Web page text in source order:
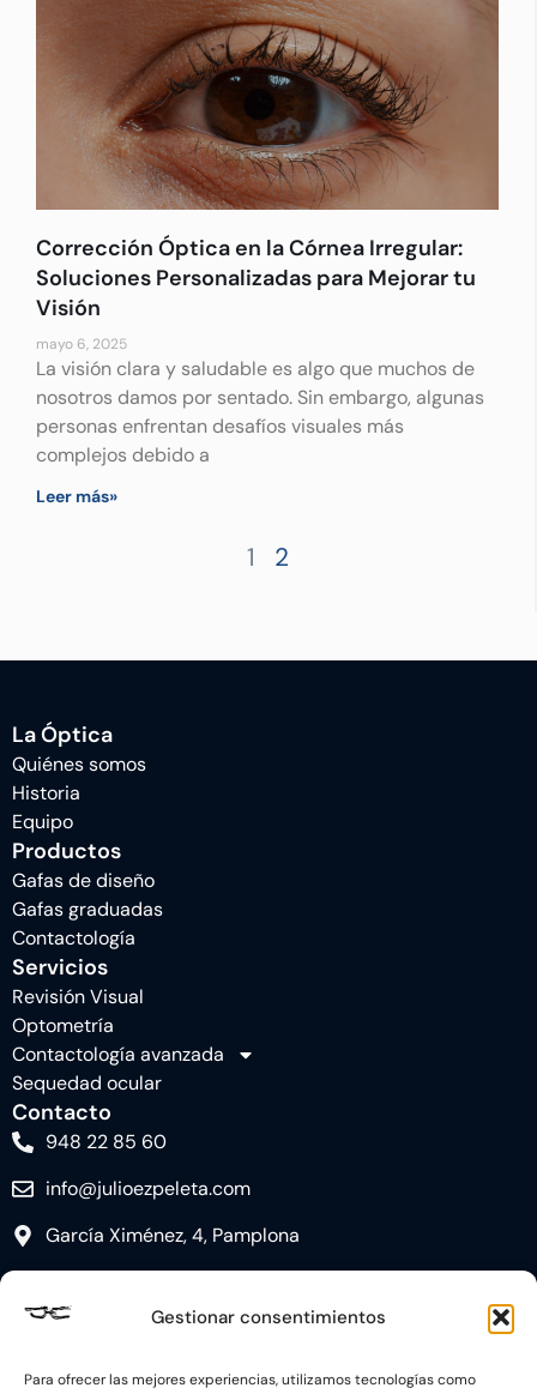
Gestionar consentimientos
Para ofrecer las mejores experiencias, utilizamos tecnologías como
Corrección Óptica en la Córnea Irregular:
Soluciones Personalizadas para Mejorar tu
Visión
mayo 6, 2025
La visión clara y saludable es algo que muchos de
nosotros damos por sentado. Sin embargo, algunas
personas enfrentan desafíos visuales más
complejos debido a
Leer más»
1 2
La Óptica
Quiénes somos
Historia
Equipo
Productos
Gafas de diseño
Gafas graduadas
Contactología
Servicios
Revisión Visual
Optometría
Contactología avanzada
Sequedad ocular
Contacto
948 22 85 60
info@julioezpeleta.com
García Ximénez, 4, Pamplona